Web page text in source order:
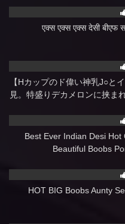
एक्स एक्स एक्स देसी बीएफ
【Hカップのド偉い神乳J○と
見。特盛りデカメロンに挟ま
戦！【親子ほど年の離
https://
Best Ever Indian Desi
Beautiful Boobs
HOT BIG Boobs Aunty